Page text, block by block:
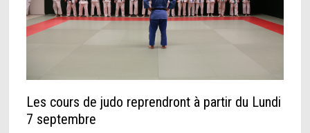
Les cours de judo reprendront à partir du Lundi
7 septembre